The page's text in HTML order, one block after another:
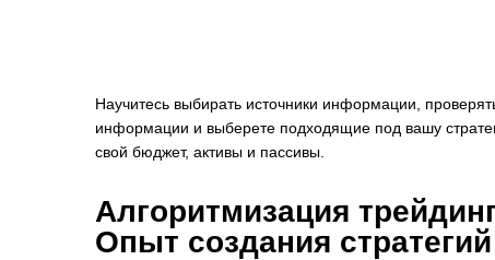
Научитесь выбирать источники информации,
информации и выберете подходящие под вашу
свой бюджет, активы и пассивы.
Алгоритмизация
Опыт создания стратегий